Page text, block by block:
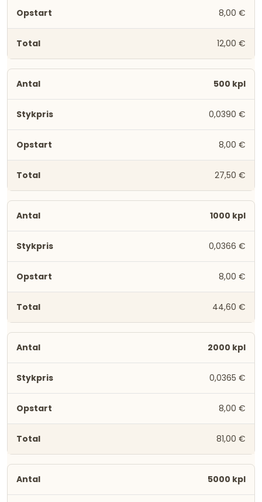
8,00 €
12,00 €
500 kpl
0,0390 €
8,00 €
27,50 €
1000 kpl
0,0366 €
8,00 €
44,60 €
2000 kpl
0,0365 €
8,00 €
81,00 €
5000 kpl